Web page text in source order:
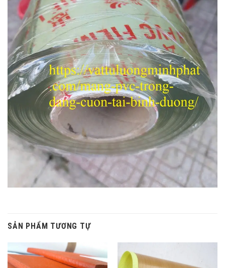
SẢN PHẨM TƯƠNG TỰ